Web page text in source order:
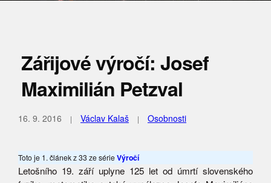
Zářijové výročí: Josef
Maximilián Petzval
16. 9. 2016 Václav Kalaš Osobnosti
Toto je 1. článek z 33 ze sérieVýročí
Letošního 19. září uplyne 125 let od úmrtí slovenského